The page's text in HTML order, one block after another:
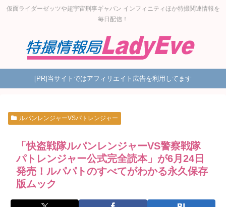
仮面ライダーゼッツや超宇宙刑事ギャバン インフィニティほか特撮関連情報を
毎日配信！
[PR]当サイトではアフィリエイト広告を利用してます
ルパンレンジャーVSパトレンジャー
「快盗戦隊ルパンレンジャーVS警察戦隊
パトレンジャー公式完全読本」が6月24日
発売！ルパパトのすべてがわかる永久保存
版ムック